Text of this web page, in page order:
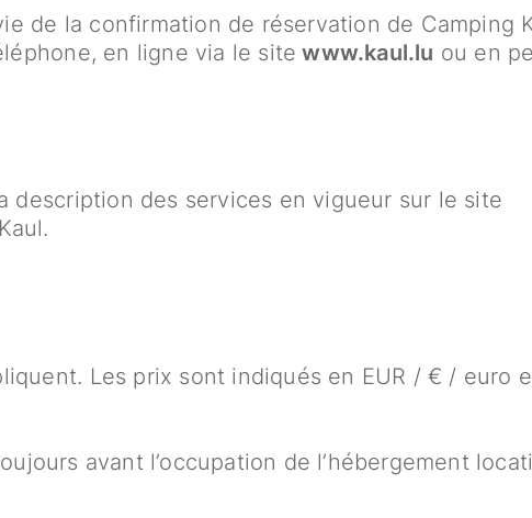
de la confirmation de réservation de Camping
en ligne via le site www.kaul.lu ou en
description des services en vigueur sur le site
Les prix sont indiqués en EUR / € / euro
avant l’occupation de l’hébergement